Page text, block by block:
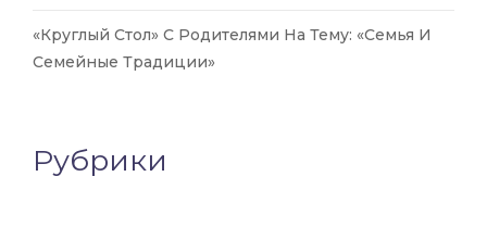
«Круглый Стол» С Родителями На Тему: «Семья И
Семейные Традиции»
Рубрики